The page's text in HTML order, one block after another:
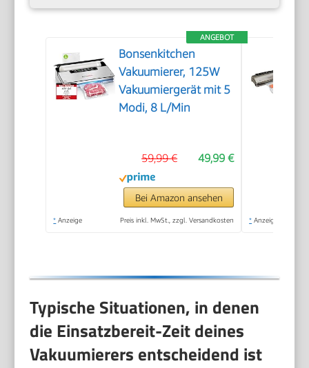
ANGEBOT
Bonsenkitchen
Vakuumierer, 125W
Vakuumiergerät mit 5
Modi, 8 L/Min
49,99 €
59,99 €
Bei Amazon ansehen
* Anzeige Preis inkl. MwSt., zzgl. Versandkosten * Anzeige
Typische Situationen, in denen
die Einsatzbereit-Zeit deines
Vakuumierers entscheidend ist